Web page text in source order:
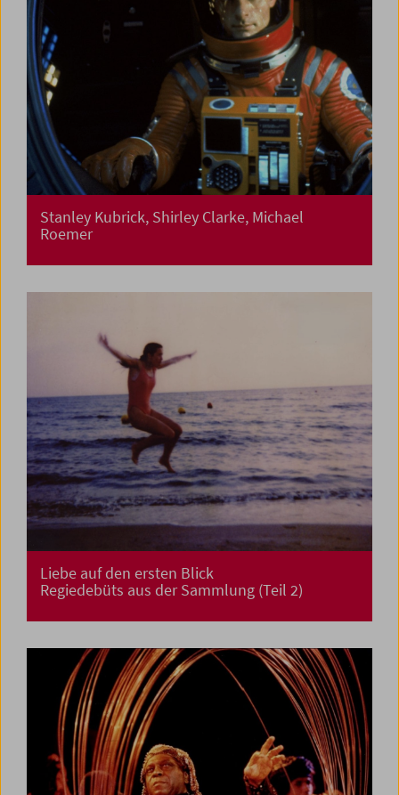
Stanley Kubrick, Shirley Clarke, Michael
Roemer
Liebe auf den ersten Blick
Regiedebüts aus der Sammlung (Teil 2)